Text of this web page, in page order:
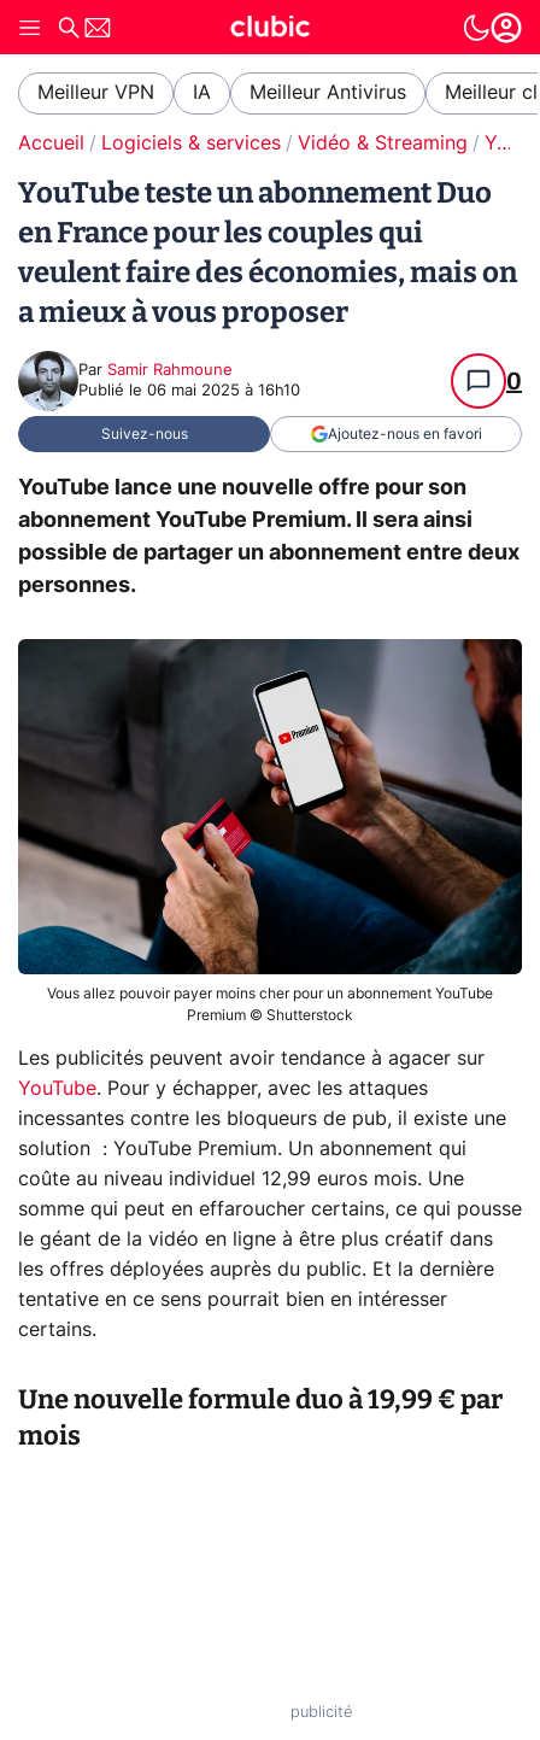
Meilleur VPN IA Meilleur Antivirus Meilleur
Accueil Logiciels & services Vidéo & Streaming YouTube
YouTube teste un abonnement Duo
en France pour les couples qui
veulent faire des économies, mais on
a mieux à vous proposer
Par Samir Rahmoune
Publié le 06 mai 2025 à 16h10 0
Suivez-nous Ajoutez-nous en favori
YouTube lance une nouvelle offre pour son
abonnement YouTube Premium. Il sera ainsi
possible de partager un abonnement entre deux
personnes.
Vous allez pouvoir payer moins cher pour un abonnement YouTube
Premium © Shutterstock
Les publicités peuvent avoir tendance à agacer sur
YouTube. Pour y échapper, avec les attaques
incessantes contre les bloqueurs de pub, il existe une
solution : YouTube Premium. Un abonnement qui
coûte au niveau individuel 12,99 euros mois. Une
somme qui peut en effaroucher certains, ce qui pousse
le géant de la vidéo en ligne à être plus créatif dans
les offres déployées auprès du public. Et la dernière
tentative en ce sens pourrait bien en intéresser
certains.
Une nouvelle formule duo à 19,99 € par
mois